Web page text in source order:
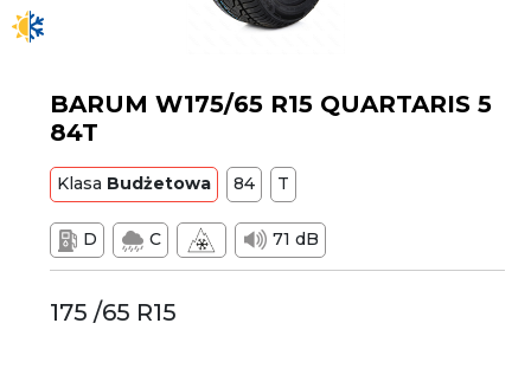
BARUM W175/65 R15 QUARTARIS 5
84T
Klasa Budżetowa 84 T
D C 71 dB
175 /65 R15